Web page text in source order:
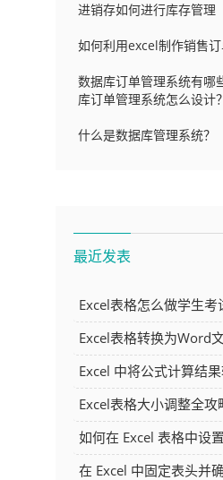
进销存如何进行库存管理
如何利用excel制作销售订
数据库订单管理系统有哪
库订单管理系统怎么设计？
什么是数据库管理系统？
最近发表
Excel表格怎么做学生考
Excel表格转换为Word
解析
Excel 中将公式计算结
字的多种方法
Excel表格大小调整全攻
如何在 Excel 表格中设
容
在 Excel 中固定表头并